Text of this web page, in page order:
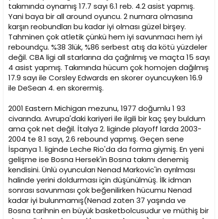
takımında oynamış 17.7 sayı 6.1 reb. 4.2 asist yapmış.
Yani baya bir all around oyuncu. 2 numara olmasına
karşın reobundları bu kadar iyi olması güzel birşey.
Tahminen çok atletik çünkü hem iyi savunmacı hem iyi
reboundçu. %38 3lük, %86 serbest atış da kötü yüzdeler
değil. CBA ligi all starlarına da çağrılmış ve maçta 15 sayı
4 asist yapmış. Takımında hücum çok homojen dağılmış
17.9 sayı ile Corsley Edwards en skorer oyuncuyken 16.9
ile DeSean 4. en skorermiş.
2001 Eastern Michigan mezunu, 1977 doğumlu 1 93
civarında. Avrupa'daki kariyeri ile ilgili bir kaç şey buldum
ama çok net değil. İtalya 2. liginde playoff larda 2003-
2004 te 8.1 sayı, 2.6 rebound yapmış. Geçen sene
İspanya 1. liginde Leche Rio'da da forma giymiş. En yeni
gelişme ise Bosna Hersek'in Bosna takımı denemiş
kendisini. Ünlü oyuncuları Nenad Markovic'in ayrılması
halinde yerini doldurması için düşünülmüş. İlk idman
sonrası savunması çok beğenilirken hücumu Nenad
kadar iyi bulunmamış(Nenad zaten 37 yaşında ve
Bosna tarihnin en büyük basketbolcusudur ve müthiş bir